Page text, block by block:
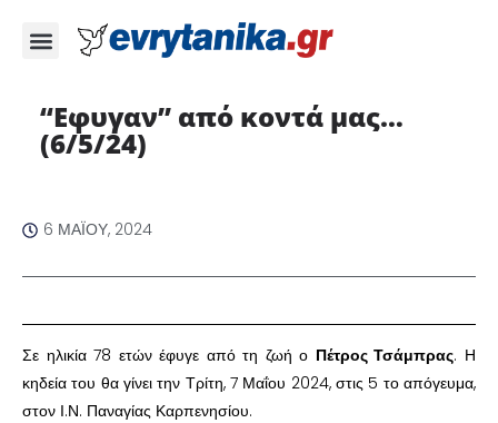
“Εφυγαν” από κοντά μας…
(6/5/24)
6 ΜΑΪ́ΟΥ, 2024
Σε ηλικία 78 ετών έφυγε από τη ζωή ο Πέτρος Τσάμπρας. Η
κηδεία του θα γίνει την Τρίτη, 7 Μαΐου 2024, στις 5 το απόγευμα,
στον Ι.Ν. Παναγίας Καρπενησίου.